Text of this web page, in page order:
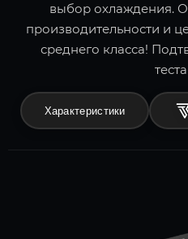
выбор охлаждения.
производительности и
среднего класса!
Характеристики